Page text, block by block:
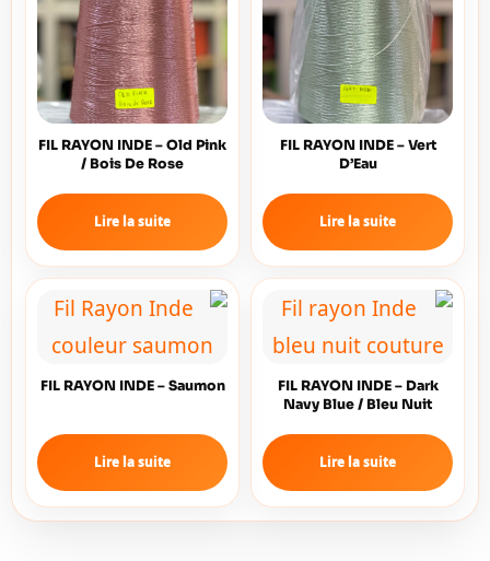
FIL RAYON INDE – Vert
D’Eau
Lire la suite
FIL RAYON INDE – Old Pink
/ Bois De Rose
Lire la suite
FIL RAYON INDE – Dark
Navy Blue / Bleu Nuit
Lire la suite
FIL RAYON INDE – Saumon
Lire la suite